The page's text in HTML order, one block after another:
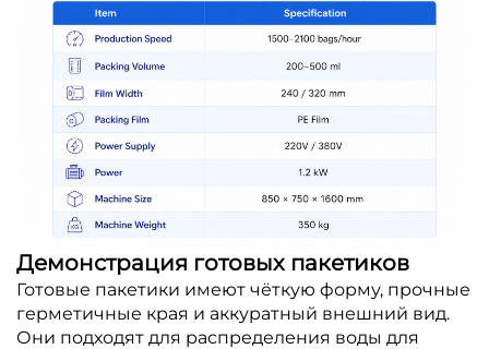
Демонстрация готовых пакетиков
Готовые пакетики имеют чёткую форму, прочные
герметичные края и аккуратный внешний вид.
Они подходят для распределения воды для